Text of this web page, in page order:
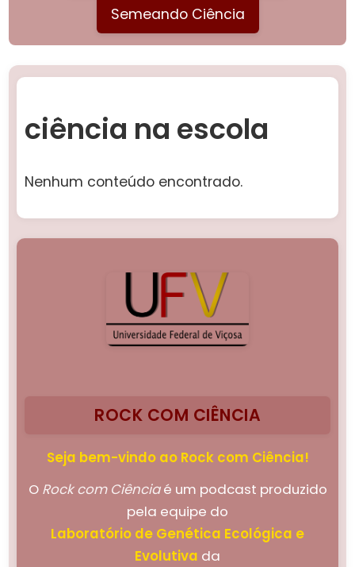
Semeando Ciência
ciência na escola
Nenhum conteúdo encontrado.
ROCK COM CIÊNCIA
Seja bem-vindo ao Rock com Ciência!
O Rock com Ciênciaé um podcast produzido
pela equipe do
Laboratório de Genética Ecológica e
Evolutiva da